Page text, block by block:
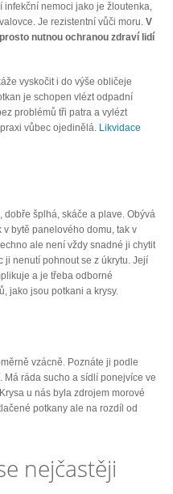
infekční nemoci jako je žloutenka,
Je rezistentní vůči moru. V
nutnou ochranou zdraví lidí
vyskočit i do výše obličeje
je schopen vlézt odpadní
problémů tři patra a vylézt
vůbec ojedinělá. Likvidace
dobře šplhá, skáče a plave. Obývá
bytě panelového domu, tak v
ale není vždy snadné ji chytit
ji nenutí pohnout se z úkrytu. Její
a je třeba odborné
jako jsou potkani a krysy.
vzácně. Poznáte ji podle
ráda sucho a sídlí ponejvíce ve
u nás byla zdrojem morové
potkany ale na rozdíl od
nejčastěji